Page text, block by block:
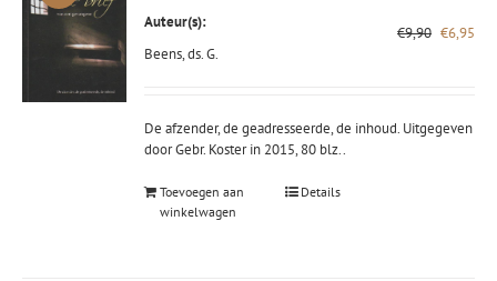
Auteur(s):
Beens, ds. G.
€9,90 €6,95
De afzender, de geadresseerde, de inhoud. Uitgegeven
door Gebr. Koster in 2015, 80 blz..
Toevoegen aan
winkelwagen
Details